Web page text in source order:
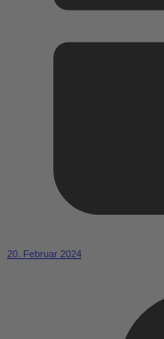
20. Februar 2024